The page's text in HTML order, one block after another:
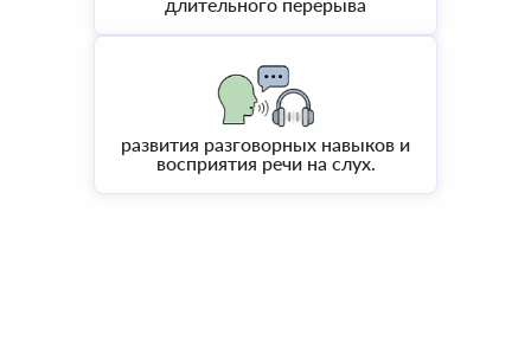
развития разговорных навыков и
восприятия речи на слух.